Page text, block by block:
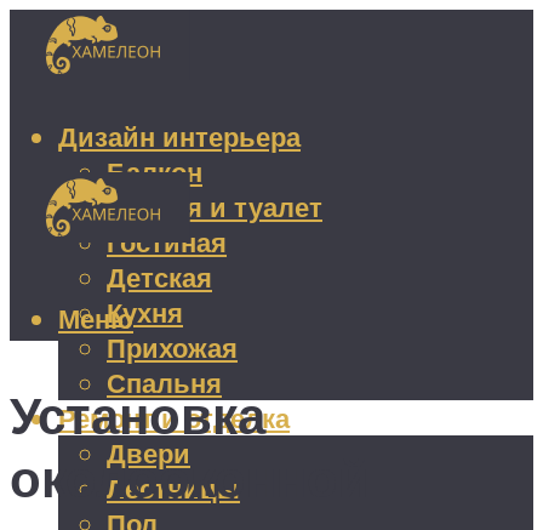
Дизайн интерьера
Балкон
Ванная и туалет
Гостиная
Детская
Кухня
Прихожая
Спальня
Ремонт и отделка
Двери
Лестницы
Меню
Установка
околооконной